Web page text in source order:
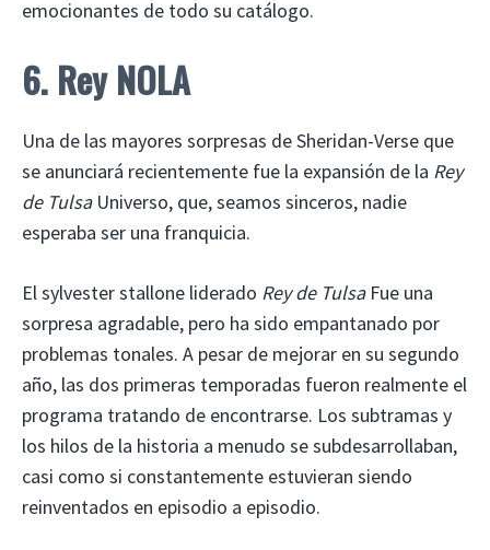
emocionantes de todo su catálogo.
6. Rey NOLA
Una de las mayores sorpresas de Sheridan-Verse que
se anunciará recientemente fue la expansión de la Rey
de TulsaUniverso, que, seamos sinceros, nadie
esperaba ser una franquicia.
El sylvester stallone liderado Rey de TulsaFue una
sorpresa agradable, pero ha sido empantanado por
problemas tonales. A pesar de mejorar en su segundo
año, las dos primeras temporadas fueron realmente el
programa tratando de encontrarse. Los subtramas y
los hilos de la historia a menudo se subdesarrollaban,
casi como si constantemente estuvieran siendo
reinventados en episodio a episodio.